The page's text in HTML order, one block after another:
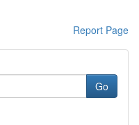
Report Page
Go